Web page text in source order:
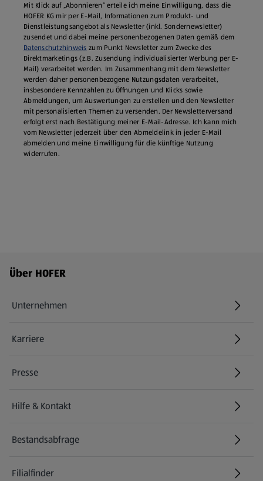
Mit Klick auf „Abonnieren“ erteile ich meine Einwilligung, dass die
HOFER KG mir per E-Mail, Informationen zum Produkt- und
Dienstleistungsangebot als Newsletter (inkl. Sondernewsletter)
zusendet und dabei meine personenbezogenen Daten gemäß dem
Datenschutzhinweis zum Punkt Newsletter zum Zwecke des
Direktmarketings (z.B. Zusendung individualisierter Werbung per E-
Mail) verarbeitet werden. Im Zusammenhang mit dem Newsletter
werden daher personenbezogene Nutzungsdaten verarbeitet,
insbesondere Kennzahlen zu Öffnungen und Klicks sowie
Abmeldungen, um Auswertungen zu erstellen und den Newsletter
mit personalisierten Themen zu versenden. Der Newsletterversand
erfolgt erst nach Bestätigung meiner E-Mail-Adresse. Ich kann mich
vom Newsletter jederzeit über den Abmeldelink in jeder E‑Mail
abmelden und meine Einwilligung für die künftige Nutzung
widerrufen.
Fußzeilenmenü - weitere Links
Über HOFER
Unternehmen
Karriere
(öffnet in einem neuen Tab)
Presse
Hilfe & Kontakt
(öffnet in einem neuen Tab)
Bestandsabfrage
(öffnet in einem neuen Tab)
Filialfinder